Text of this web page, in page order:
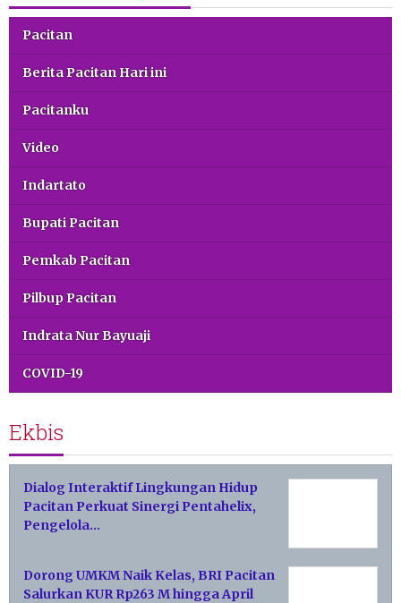
Pacitan
Berita Pacitan Hari ini
Pacitanku
Video
Indartato
Bupati Pacitan
Pemkab Pacitan
Pilbup Pacitan
Indrata Nur Bayuaji
COVID-19
Ekbis
Dialog Interaktif Lingkungan Hidup
Pacitan Perkuat Sinergi Pentahelix,
Pengelola…
Dorong UMKM Naik Kelas, BRI Pacitan
Salurkan KUR Rp263 M hingga April